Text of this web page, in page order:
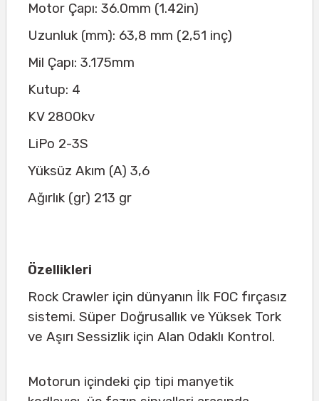
Motor Çapı: 36.0mm (1.42in)
Uzunluk (mm): 63,8 mm (2,51 inç)
Mil Çapı: 3.175mm
Kutup: 4
KV 2800kv
LiPo 2-3S
Yüksüz Akım (A) 3,6
Ağırlık (gr) 213 gr
Özellikleri
Rock Crawler için dünyanın İlk FOC fırçasız
sistemi. Süper Doğrusallık ve Yüksek Tork
ve Aşırı Sessizlik için Alan Odaklı Kontrol.
Motorun içindeki çip tipi manyetik